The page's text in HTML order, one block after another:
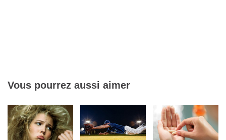
Vous pourrez aussi aimer